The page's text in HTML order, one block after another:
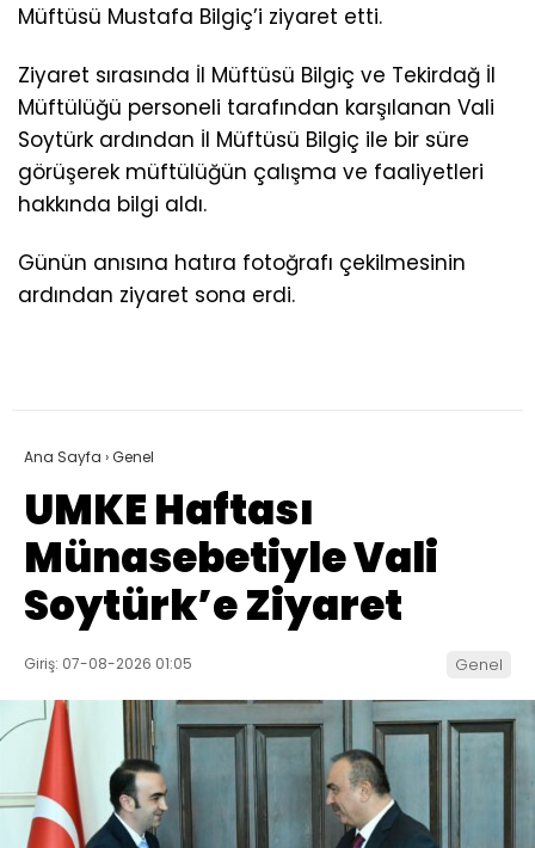
Müftüsü Mustafa Bilgiç’i ziyaret etti.
Ziyaret sırasında İl Müftüsü Bilgiç ve Tekirdağ İl
Müftülüğü personeli tarafından karşılanan Vali
Soytürk ardından İl Müftüsü Bilgiç ile bir süre
görüşerek müftülüğün çalışma ve faaliyetleri
hakkında bilgi aldı.
Günün anısına hatıra fotoğrafı çekilmesinin
ardından ziyaret sona erdi.
Ana Sayfa ›Genel
UMKE Haftası
Münasebetiyle Vali
Soytürk’e Ziyaret
Giriş: 07-08-2026 01:05 Genel